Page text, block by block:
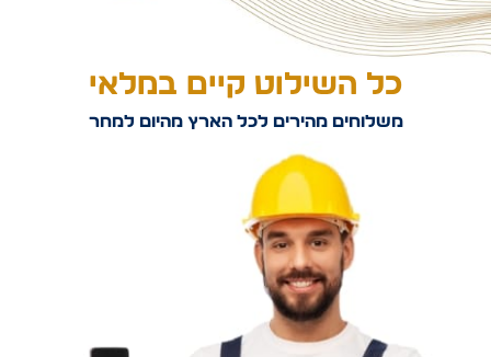
כל השילוט קיים במלאי
משלוחים מהירים לכל הארץ מהיום למחר